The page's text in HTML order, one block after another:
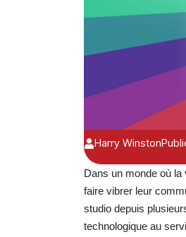
Harry Winston
Dans un monde où la
faire vibrer leur
studio depuis
technologique au